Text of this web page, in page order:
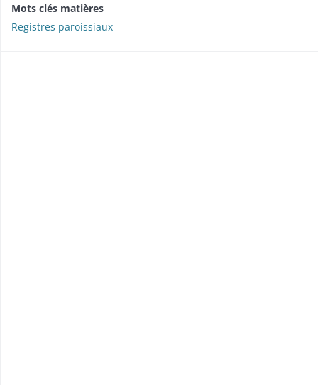
Mots clés matières
Registres paroissiaux